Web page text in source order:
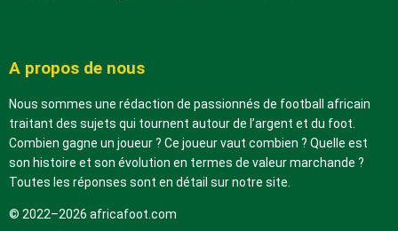
A propos de nous
Nous sommes une rédaction de passionnés de football africain
traitant des sujets qui tournent autour de l’argent et du foot.
Combien gagne un joueur ? Ce joueur vaut combien ? Quelle est
son histoire et son évolution en termes de valeur marchande ?
Toutes les réponses sont en détail sur notre site.
© 2022–2026 africafoot.com